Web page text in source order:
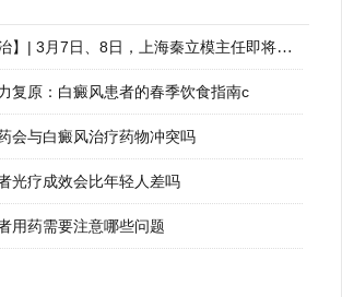
| 3月7日、8日，上海秦立模主任即将到诊，助
复原：白癜风患者的春季饮食指南c
会与白癜风治疗药物冲突吗
光疗成效会比年轻人差吗
用药需要注意哪些问题